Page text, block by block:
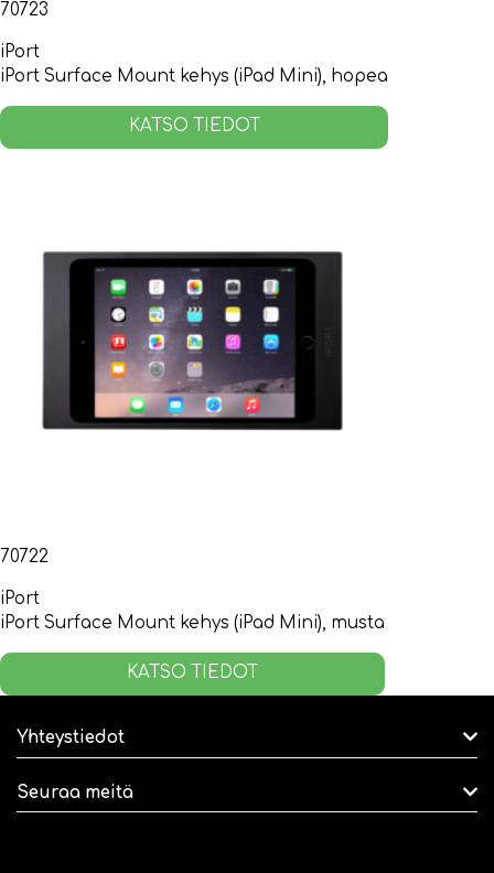
70723
iPort
iPort Surface Mount kehys (iPad Mini), hopea
KATSO TIEDOT
70722
iPort
iPort Surface Mount kehys (iPad Mini), musta
KATSO TIEDOT
Yhteystiedot
Seuraa meitä